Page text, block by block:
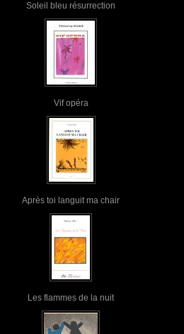
Soleil bleu résurrection
Vif opéra
Après toi languit ma chair
Les flammes de la nuit